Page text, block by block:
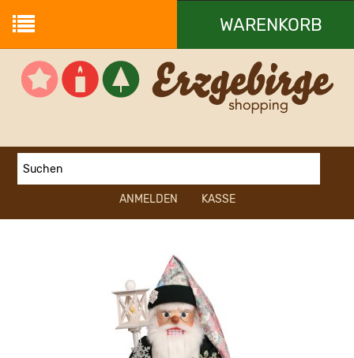
WARENKORB
Ihr Warenkorb ist leer.
ANMELDEN KASSE